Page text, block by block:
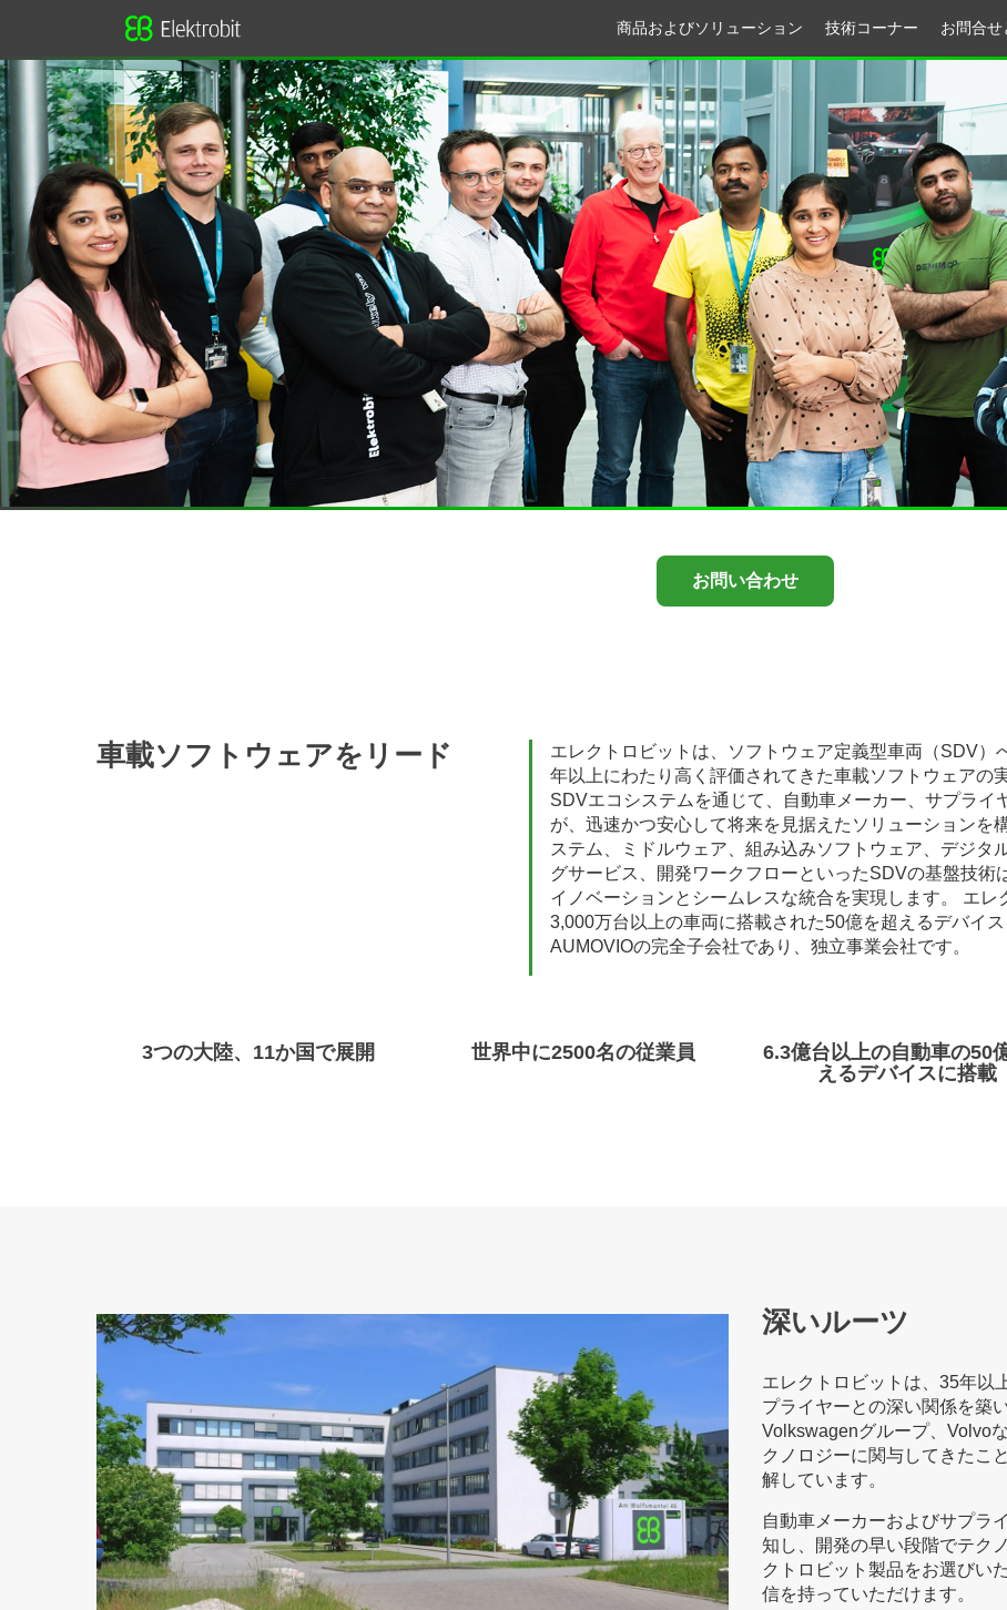
商品およびソリューション 技術コーナー お問合せ
お問い合わせ
車載ソフトウェアをリード
エレクトロビットは、ソフトウェア定義型車両（SDV
年以上にわたり高く評価されてきた車載ソフトウェアの
SDVエコシステムを通じて、自動車メーカー、サプラ
が、迅速かつ安心して将来を見据えたソリューションを
ステム、ミドルウェア、組み込みソフトウェア、デジタ
グサービス、開発ワークフローといったSDVの基盤技
イノベーションとシームレスな統合を実現します。 エ
3,000万台以上の車両に搭載された50億を超えるデバイ
AUMOVIOの完全子会社であり、独立事業会社です。
3つの大陸、11か国で展開 世界中に2500名の従業員
6.3億台以上の自動車の50
えるデバイスに搭載
深いルーツ
エレクトロビットは、35年以
プライヤーとの深い関係を築
Volkswagenグループ、Volvo
クノロジーに関与してきたこ
解しています。
自動車メーカーおよびサプラ
知し、開発の早い段階でテク
クトロビット製品をお選びい
信を持っていただけます。